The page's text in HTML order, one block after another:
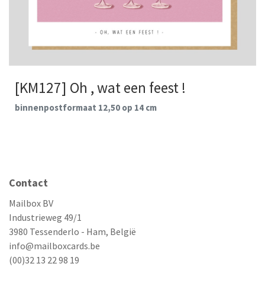
[KM127] Oh , wat een feest !
binnenpostformaat 12,50 op 14 cm
Contact
Mailbox BV
Industrieweg 49/1
3980 Tessenderlo - Ham, België
info@mailboxcards.be
(00)32 13 22 98 19